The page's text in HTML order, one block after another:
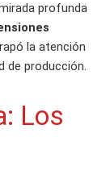
profunda
la atención
de producción.
Los